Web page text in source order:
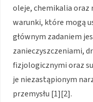
oleje, chemikalia oraz
warunki, które mogą
głównym zadaniem
zanieczyszczeniami,
fizjologicznymi oraz
je niezastąpionym
przemysłu [1][2].